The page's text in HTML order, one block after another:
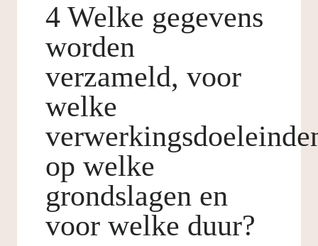
4 Welke gegevens
worden
verzameld, voor
welke
op welke
grondslagen en
voor welke duur?